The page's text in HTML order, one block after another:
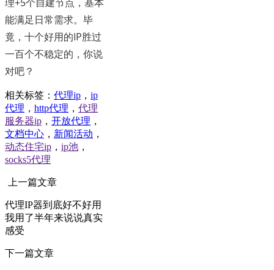
能满足日常需求。毕
竟，十个好用的IP胜过
一百个不稳定的，你说
对吧？
相关标签： 代理ip ， ip
代理 ， http代理 ， 代理
服务器ip ， 开放代理 ，
文档中心 ， 新闻活动 ，
动态住宅ip ， ip池 ，
socks5代理
上一篇文章
代理IP器到底好不好用
我用了半年来说说真实
感受
下一篇文章